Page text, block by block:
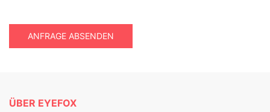
ANFRAGE ABSENDEN
ÜBER EYEFOX